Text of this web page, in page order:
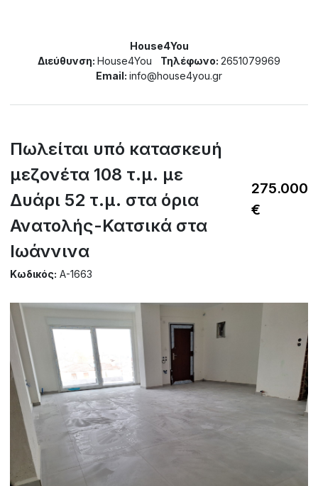
House4You
Διεύθυνση: House4You Τηλέφωνο: 2651079969
Email: info@house4you.gr
Πωλείται υπό κατασκευή
μεζονέτα 108 τ.μ. με
Δυάρι 52 τ.μ. στα όρια
Ανατολής-Κατσικά στα
Ιωάννινα
Κωδικός: A-1663
275.000
€